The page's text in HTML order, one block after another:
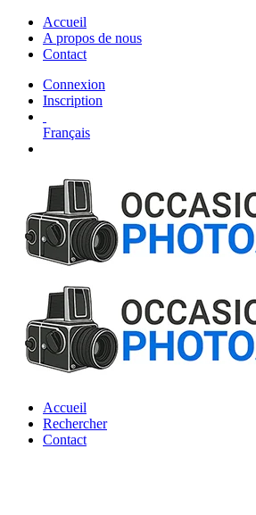
Accueil
A propos de nous
Contact
Connexion
Inscription
Français
Accueil
Rechercher
Contact